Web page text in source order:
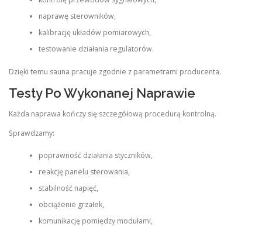
naprawę sterowników,
kalibrację układów pomiarowych,
testowanie działania regulatorów.
Dzięki temu sauna pracuje zgodnie z parametrami producenta.
Testy Po Wykonanej Naprawie
Każda naprawa kończy się szczegółową procedurą kontrolną.
Sprawdzamy:
poprawność działania styczników,
reakcję panelu sterowania,
stabilność napięć,
obciążenie grzałek,
komunikację pomiędzy modułami,